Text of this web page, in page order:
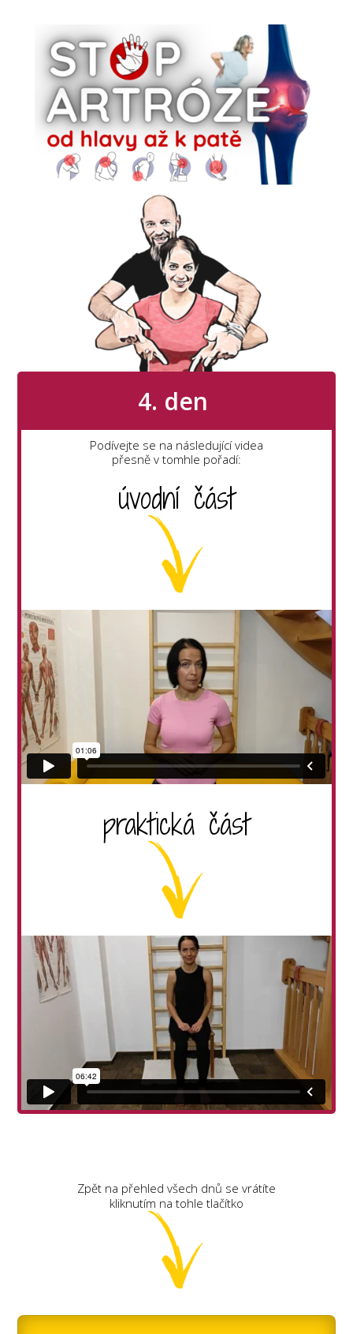
4. den
Podívejte se na následující videa
přesně v tomhle pořadí:
úvodní část
praktická část
Zpět na přehled všech dnů se vrátíte
kliknutím na tohle tlačítko